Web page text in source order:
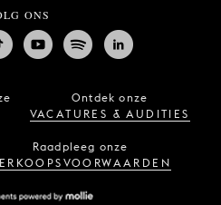
ONS
Ontdek onze
VACATURES & AUDITIES
Raadpleeg onze